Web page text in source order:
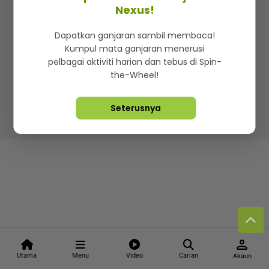
Utama Menu Video Carian
person
Akaun
Iklan di SMG360
Terma & Syarat Dasar Privasi
Lebih hot, viral dan sensasi
Hakcipta Terpelihara ©2026. Star Media Group Berhad
Nexus!
Dapatkan ganjaran sambil membaca!
Kumpul mata ganjaran menerusi
pelbagai aktiviti harian dan tebus di Spin-
the-Wheel!
Seterusnya